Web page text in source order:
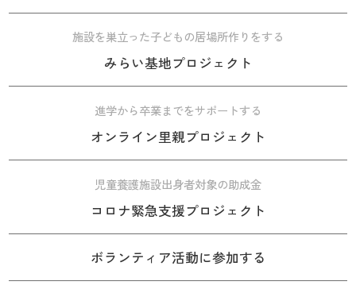
施設を巣立った子どもの居場所作りをする
みらい基地プロジェクト
進学から卒業までをサポートする
オンライン里親プロジェクト
児童養護施設出身者対象の助成金
コロナ緊急支援プロジェクト
ボランティア活動に参加する